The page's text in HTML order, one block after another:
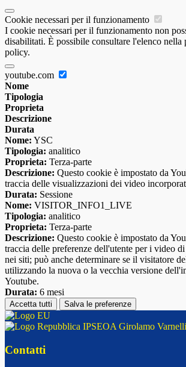
Cookie necessari per il funzionamento
I cookie necessari per il funzionamento non
disabilitati. È possibile consultare l'elenco nella
policy.
youtube.com
Nome
Tipologia
Proprieta
Descrizione
Durata
Nome: YSC
Tipologia: analitico
Proprieta: Terza-parte
Descrizione: Questo cookie è impostato da
traccia delle visualizzazioni dei video
Durata: Sessione
Nome: VISITOR_INFO1_LIVE
Tipologia: analitico
Proprieta: Terza-parte
Descrizione: Questo cookie è impostato da
traccia delle preferenze dell'utente per i video
nei siti; può anche determinare se il visitatore
utilizzando la nuova o la vecchia versione
Youtube.
Durata: 6 mesi
Accetta tutti Salva le preferenze
IPSEOA Girolamo Varnelli
Contatti